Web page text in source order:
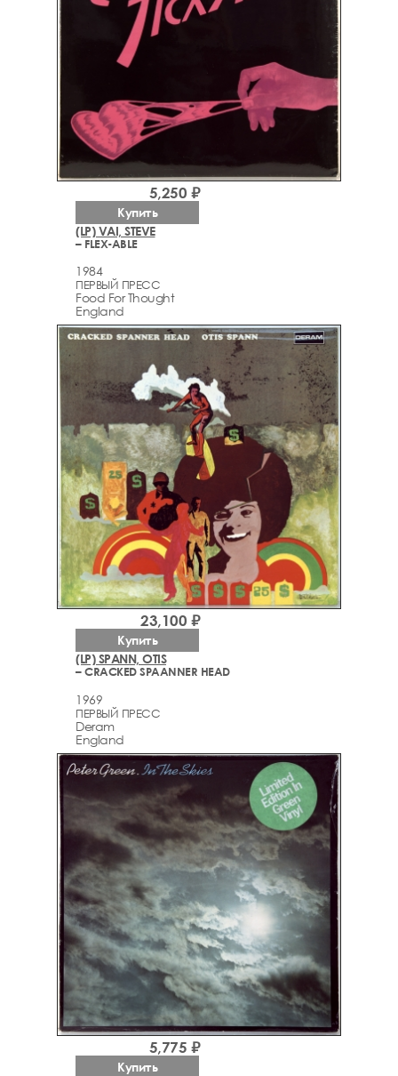
(LP) VAI, STEVE
– FLEX-ABLE
1984
ПЕРВЫЙ ПРЕСС
Food For Thought
England
5,250 ₽
Купить
(LP) SPANN, OTIS
– CRACKED SPAANNER HEAD
1969
ПЕРВЫЙ ПРЕСС
Deram
England
23,100 ₽
Купить
5,775 ₽
Купить